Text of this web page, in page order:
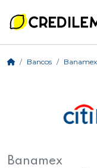
Bancos Banamex
Banamex